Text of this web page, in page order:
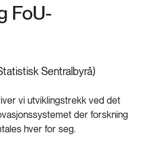
FoU-
Sentralbyrå)
vi utviklingstrekk ved det
der forskning
hver for seg.